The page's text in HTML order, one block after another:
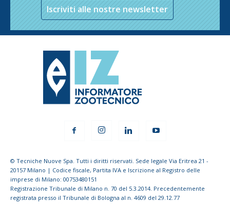
Iscriviti alle nostre newsletter
© Tecniche Nuove Spa. Tutti i diritti riservati. Sede legale Via Eritrea 21 -
20157 Milano | Codice fiscale, Partita IVA e Iscrizione al Registro delle
imprese di Milano: 00753480151
Registrazione Tribunale di Milano n. 70 del 5.3.2014. Precedentemente
registrata presso il Tribunale di Bologna al n. 4609 del 29.12.77